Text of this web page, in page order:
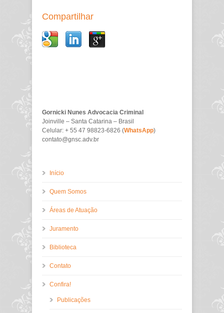
Compartilhar
Gornicki Nunes Advocacia Criminal
Joinville – Santa Catarina – Brasil
Celular: + 55 47 98823-6826 (WhatsApp)
contato@gnsc.adv.br
Início
Quem Somos
Áreas de Atuação
Juramento
Biblioteca
Contato
Confira!
Publicações